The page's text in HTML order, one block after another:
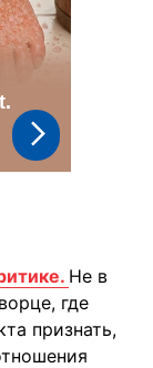
Не в
где
признать,